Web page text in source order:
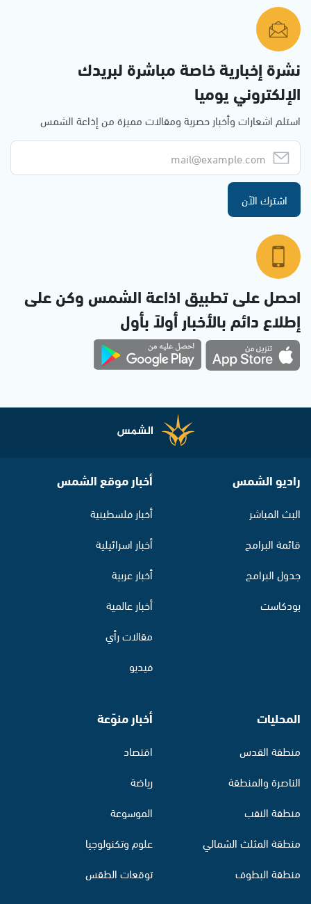
نشرة إخبارية خاصة مباشرة لبريدك
الإلكتروني يوميا
استلم اشعارات وأخبار حصرية ومقالات مميزة من إذاعة الشمس
اشترك الآن
احصل على تطبيق اذاعة الشمس وكن على
إطلاع دائم بالأخبار أولاً بأول
راديو الشمس
البث المباشر
قائمة البرامج
جدول البرامج
بودكاست
أخبار موقع الشمس
أخبار فلسطينية
أخبار اسرائيلية
أخبار عربية
أخبار عالمية
مقالات رأي
فيديو
المحليات
منطقة القدس
الناصرة والمنطقة
منطقة النقب
منطقة المثلث الشمالي
منطقة البطوف
أخبار منوّعة
اقتصاد
رياضة
الموسوعة
علوم وتكنولوجيا
توقعات الطقس